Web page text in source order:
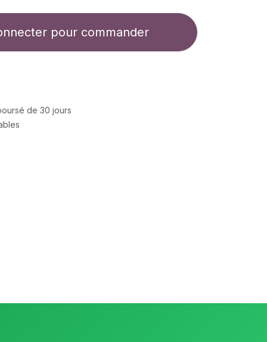
pour commander
de 30 jours